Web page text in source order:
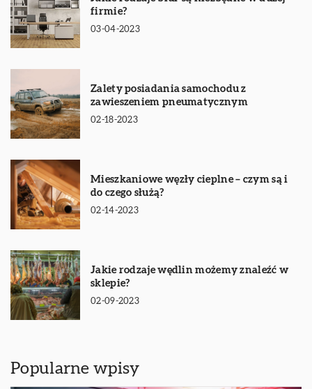
firmie?
03-04-2023
Zalety posiadania samochodu z
zawieszeniem pneumatycznym
02-18-2023
Mieszkaniowe węzły cieplne – czym są i
do czego służą?
02-14-2023
Jakie rodzaje wędlin możemy znaleźć w
sklepie?
02-09-2023
Popularne wpisy